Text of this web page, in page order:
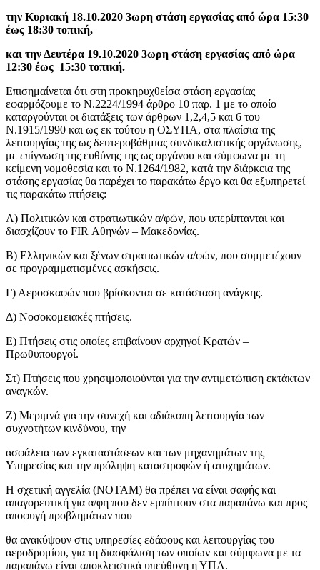
την Κυριακή 18.10.2020 3ωρη στάση εργασίας από ώρα 15:30
έως 18:30 τοπική,
και την Δευτέρα 19.10.2020 3ωρη στάση εργασίας από ώρα
12:30 έως 15:30 τοπική.
Επισημαίνεται ότι στη προκηρυχθείσα στάση εργασίας
εφαρμόζουμε το Ν.2224/1994 άρθρο 10 παρ. 1 με το οποίο
καταργούνται οι διατάξεις των άρθρων 1,2,4,5 και 6 του
Ν.1915/1990 και ως εκ τούτου η ΟΣΥΠΑ, στα πλαίσια της
λειτουργίας της ως δευτεροβάθμιας συνδικαλιστικής οργάνωσης,
με επίγνωση της ευθύνης της ως οργάνου και σύμφωνα με τη
κείμενη νομοθεσία και το Ν.1264/1982, κατά την διάρκεια της
στάσης εργασίας θα παρέχει το παρακάτω έργο και θα εξυπηρετεί
τις παρακάτω πτήσεις:
Α) Πολιτικών και στρατιωτικών α/φών, που υπερίπτανται και
διασχίζουν το FIR Αθηνών – Μακεδονίας.
Β) Ελληνικών και ξένων στρατιωτικών α/φών, που συμμετέχουν
σε προγραμματισμένες ασκήσεις.
Γ) Αεροσκαφών που βρίσκονται σε κατάσταση ανάγκης.
Δ) Νοσοκομειακές πτήσεις.
Ε) Πτήσεις στις οποίες επιβαίνουν αρχηγοί Κρατών –
Πρωθυπουργοί.
Στ) Πτήσεις που χρησιμοποιούνται για την αντιμετώπιση εκτάκτων
αναγκών.
Ζ) Μεριμνά για την συνεχή και αδιάκοπη λειτουργία των
συχνοτήτων κινδύνου, την
ασφάλεια των εγκαταστάσεων και των μηχανημάτων της
Υπηρεσίας και την πρόληψη καταστροφών ή ατυχημάτων.
Η σχετική αγγελία (ΝΟΤΑΜ) θα πρέπει να είναι σαφής και
απαγορευτική για α/φη που δεν εμπίπτουν στα παραπάνω και προς
αποφυγή προβλημάτων που
θα ανακύψουν στις υπηρεσίες εδάφους και λειτουργίας του
αεροδρομίου, για τη διασφάλιση των οποίων και σύμφωνα με τα
παραπάνω είναι αποκλειστικά υπεύθυνη η ΥΠΑ.